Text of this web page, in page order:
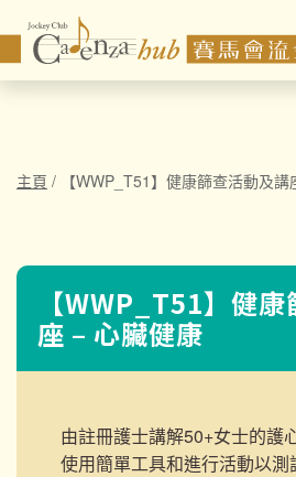
主頁 / 【WWP_T51】健康篩查活動及
【WWP_T51】健
座 – 心臟健康
由註冊護士講解50+女士的護
使用簡單工具和進行活動以